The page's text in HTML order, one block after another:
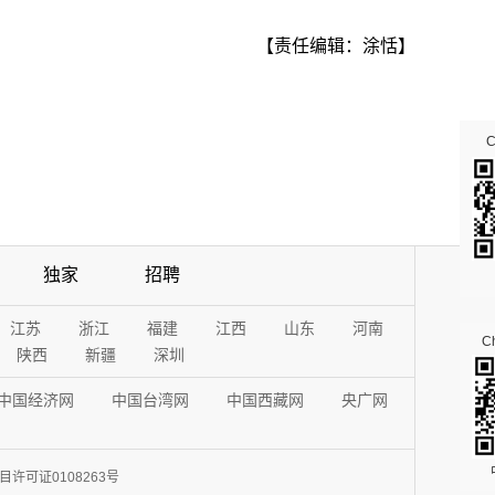
【责任编辑：涂恬】
独家 招聘
江苏 浙江 福建 江西 山东
河南
陕西
新疆 深圳
国经济网 中国台湾网 中国西藏网 央广网
许可证0108263号